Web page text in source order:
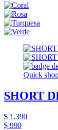
Quick
SHORT
$ 1.390
$ 990